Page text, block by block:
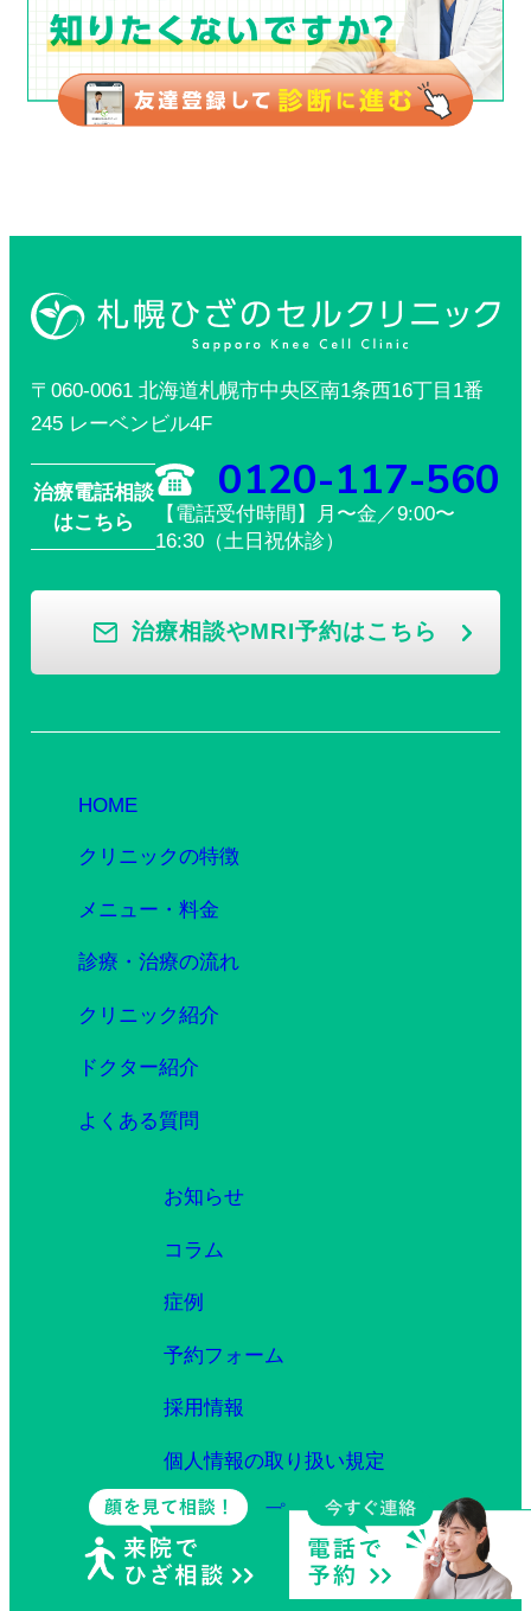
〒060-0061 北海道札幌市中央区南1条西16丁目1番
245 レーベンビル4F
治療電話相談
はこちら
0120-117-560
【電話受付時間】月〜金／9:00〜
16:30（土日祝休診）
治療相談やMRI予約はこちら
HOME
クリニックの特徴
メニュー・料金
診療・治療の流れ
クリニック紹介
ドクター紹介
よくある質問
お知らせ
コラム
症例
予約フォーム
採用情報
個人情報の取り扱い規定
サイトマップ